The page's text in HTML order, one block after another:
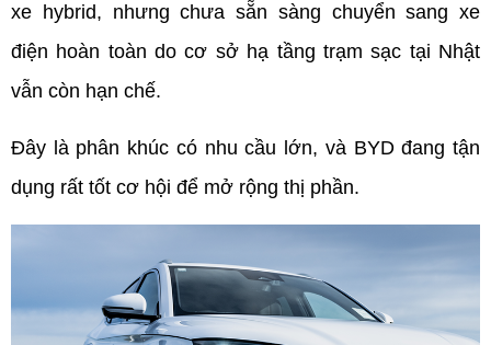
xe hybrid, nhưng chưa sẵn sàng chuyển sang xe
điện hoàn toàn do cơ sở hạ tầng trạm sạc tại Nhật
vẫn còn hạn chế.
Đây là phân khúc có nhu cầu lớn, và BYD đang tận
dụng rất tốt cơ hội để mở rộng thị phần.